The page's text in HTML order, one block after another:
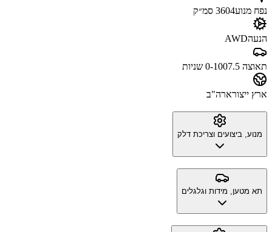
נפח מנוע3604 סמ״ק
הנעהAWD
תאוצה 0-100 7.5 שניות
ארץ ייצורארה"ב
מנוע, ביצועים וצריכת דלק
תא מטען, מידות וגלגלים